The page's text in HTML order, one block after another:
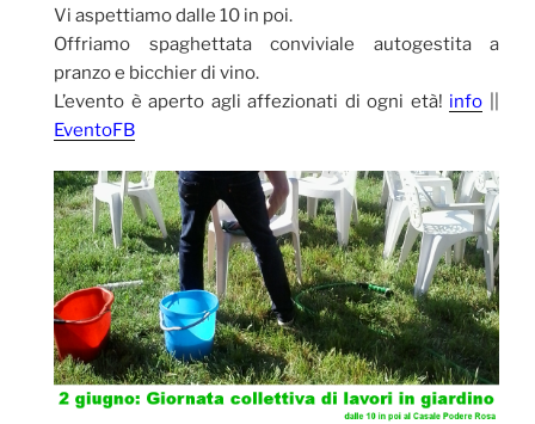
Vi aspettiamo dalle 10 in poi.
Offriamo spaghettata conviviale autogestita a
pranzo e bicchier di vino.
L’evento è aperto agli affezionati di ogni età! info
EventoFB